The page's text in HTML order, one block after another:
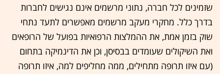
שזמינים לכל חברה, נתוני מרשמים אינם נגישים לחברות
בדרך כלל. מחקרי מעקב מרשמים מאפשרים לתעד נתחי
שוק בזמן אמת, את ההמלצות הרפואיות בפועל של הרופאים
ואת השיקולים שעומדים בבסיסן, וכן את הדינמיקה בתחום
(עם איזו תרופה מתחילים, ממה מחליפים למה, איזו תרופה